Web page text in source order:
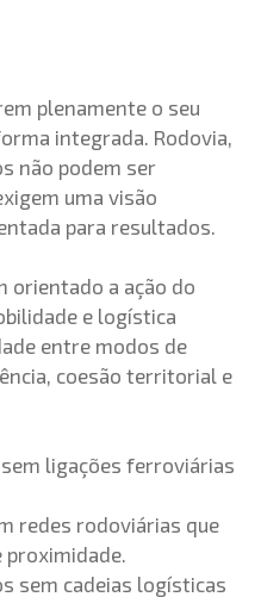
plenamente o seu
integrada. Rodovia,
não podem ser
uma visão
para resultados.
orientado a ação do
e logística
entre modos de
coesão territorial e
ligações ferroviárias
redes rodoviárias que
proximidade.
sem cadeias logísticas